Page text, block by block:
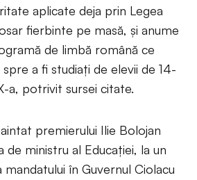
aplicate deja prin Legea
fierbinte pe masă, și anume
de limbă română ce
a fi studiați de elevii de 14-
a, potrivit sursei citate.
premierului Ilie Bolojan
de ministru al Educației, la un
în Guvernul Ciolacu